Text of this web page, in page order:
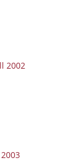
2002